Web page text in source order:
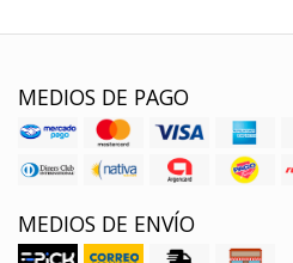
MEDIOS DE PAGO
MEDIOS DE ENVÍO